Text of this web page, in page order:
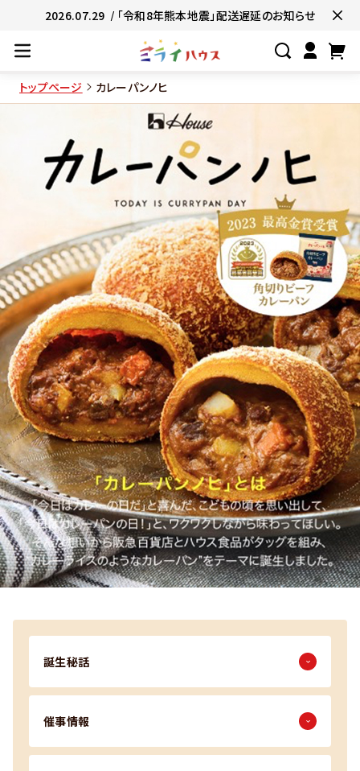
2026.07.29 / 「令和8年熊本地震」配送遅延のお知らせ
#簡単便利👍
#お子様と一緒に
#たっぷり満腹😋
#ギフトにおすす
トップページ カレーパンノヒ
誕生秘話
催事情報